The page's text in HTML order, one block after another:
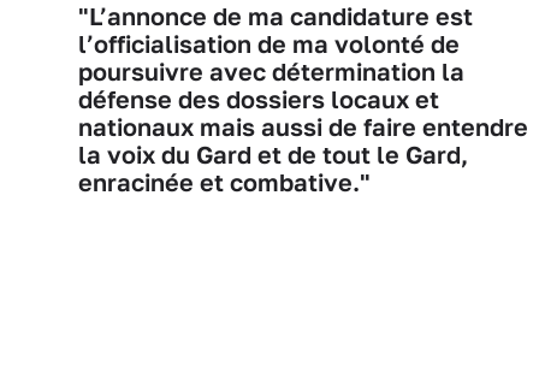
"L’annonce de ma candidature est
l’officialisation de ma volonté de
poursuivre avec détermination la
défense des dossiers locaux et
nationaux mais aussi de faire entendre
la voix du Gard et de tout le Gard,
enracinée et combative."